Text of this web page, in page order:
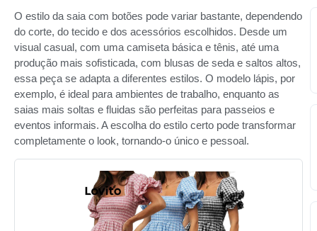
O estilo da saia com botões pode variar bastante, dependendo
do corte, do tecido e dos acessórios escolhidos. Desde um
visual casual, com uma camiseta básica e tênis, até uma
produção mais sofisticada, com blusas de seda e saltos altos,
essa peça se adapta a diferentes estilos. O modelo lápis, por
exemplo, é ideal para ambientes de trabalho, enquanto as
saias mais soltas e fluidas são perfeitas para passeios e
eventos informais. A escolha do estilo certo pode transformar
completamente o look, tornando-o único e pessoal.